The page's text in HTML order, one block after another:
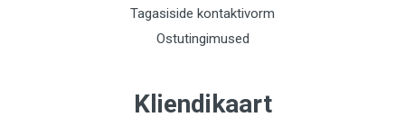
Tagasiside kontaktivorm
Ostutingimused
Kliendikaart